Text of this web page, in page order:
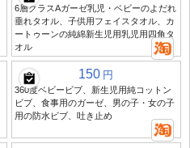
6層クラスAガーゼ乳児・ベビーのよだれ
垂れタオル、子供用フェイスタオル、カ
ートゥーンの純綿新生児用乳児用四角タ
オル
150 円
360度ベビービブ、新生児用純コットン
ビブ、食事用のガーゼ、男の子・女の子
用の防水ビブ、吐き止め